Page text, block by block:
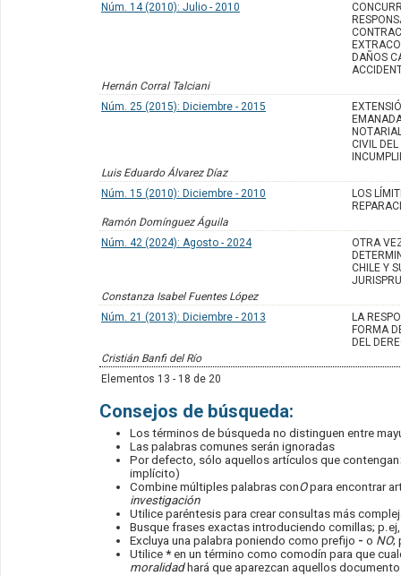
Núm. 14 (2010): Julio - 2010
DAÑOS
Hernán Corral Talciani
Núm. 25 (2015): Diciembre - 2015
CIVIL
Luis Eduardo Álvarez Díaz
Núm. 15 (2010): Diciembre - 2010
LOS
Ramón Domínguez Águila
Núm. 42 (2024): Agosto - 2024
OTRA
CHILE Y
Constanza Isabel Fuentes López
Núm. 21 (2013): Diciembre - 2013
LA
FORMA
DEL
Cristián Banfi del Río
Elementos 13 - 18 de 20
Consejos de búsqueda:
Los términos de búsqueda no distinguen entre
Las palabras comunes serán ignoradas
Por defecto, sólo aquellos artículos que contengan
implícito)
Combine múltiples palabras conOpara encontrar
investigación
Utilice paréntesis para crear consultas más
Busque frases exactas introduciendo comillas;
Excluya una palabra poniendo como prefijo - o NO;
Utilice *en un término como comodín para que
moralidadhará que aparezcan aquellos